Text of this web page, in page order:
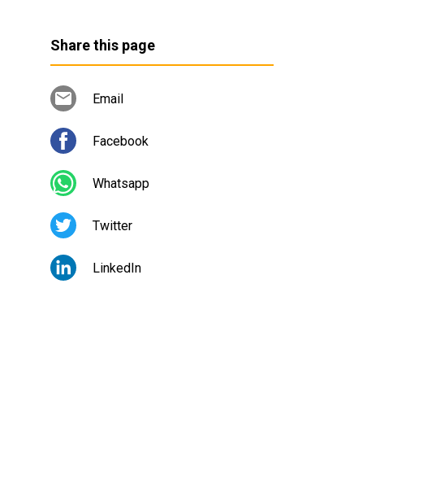
Share this page
Email
Facebook
Whatsapp
Twitter
LinkedIn